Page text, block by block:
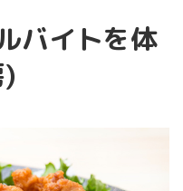
バイトを体